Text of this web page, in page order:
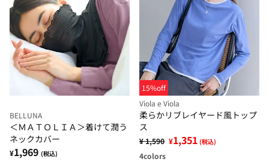
BELLUNA
＜ＭＡＴＯＬＩＡ＞着けて潤う
ネックカバー
¥1,969 (税込)
15%off
Viola e Viola
柔らかリブレイヤード風トップ
ス
¥ 1,590 ¥1,351 (税込)
4colors